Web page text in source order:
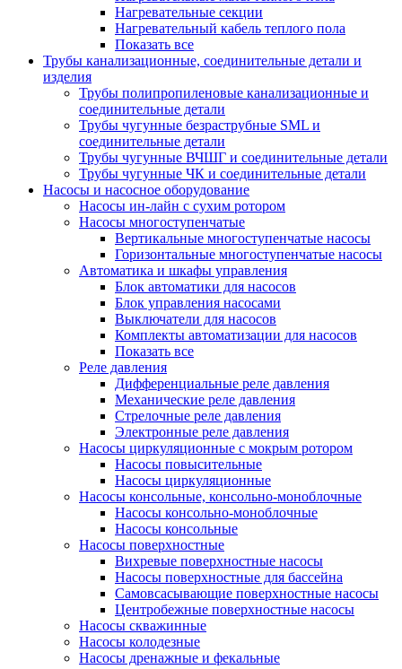
Нагревательные секции
Нагревательный кабель теплого пола
Показать все
Трубы канализационные, соединительные детали и
изделия
Трубы полипропиленовые канализационные и
соединительные детали
Трубы чугунные безраструбные SML и
соединительные детали
Трубы чугунные ВЧШГ и соединительные детали
Трубы чугунные ЧК и соединительные детали
Насосы и насосное оборудование
Насосы ин-лайн с сухим ротором
Насосы многоступенчатые
Вертикальные многоступенчатые насосы
Горизонтальные многоступенчатые насосы
Автоматика и шкафы управления
Блок автоматики для насосов
Блок управления насосами
Выключатели для насосов
Комплекты автоматизации для насосов
Показать все
Реле давления
Дифференциальные реле давления
Механические реле давления
Стрелочные реле давления
Электронные реле давления
Насосы циркуляционные с мокрым ротором
Насосы повысительные
Насосы циркуляционные
Насосы консольные, консольно-моноблочные
Насосы консольно-моноблочные
Насосы консольные
Насосы поверхностные
Вихревые поверхностные насосы
Насосы поверхностные для бассейна
Самовсасывающие поверхностные насосы
Центробежные поверхностные насосы
Насосы скважинные
Насосы колодезные
Насосы дренажные и фекальные